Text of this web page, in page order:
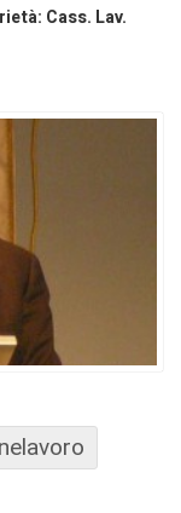
Cass. Lav.